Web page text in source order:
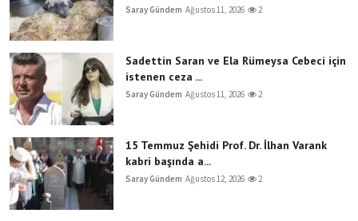
Saray Gündem Ağustos 11, 2026 2
Sadettin Saran ve Ela Rümeysa Cebeci için
istenen ceza ...
Saray Gündem Ağustos 11, 2026 2
15 Temmuz Şehidi Prof. Dr. İlhan Varank
kabri başında a...
Saray Gündem Ağustos 12, 2026 2